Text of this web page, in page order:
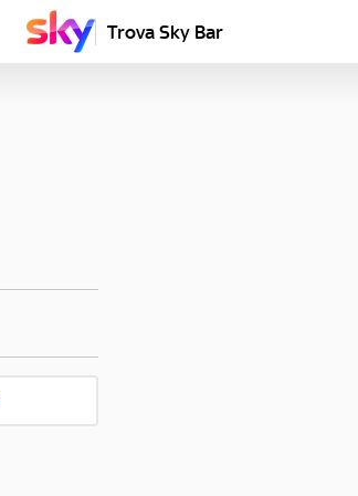
Trova Sky Bar